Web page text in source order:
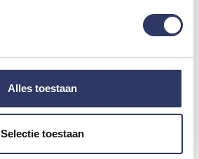
Alles toestaan
Selectie toestaan